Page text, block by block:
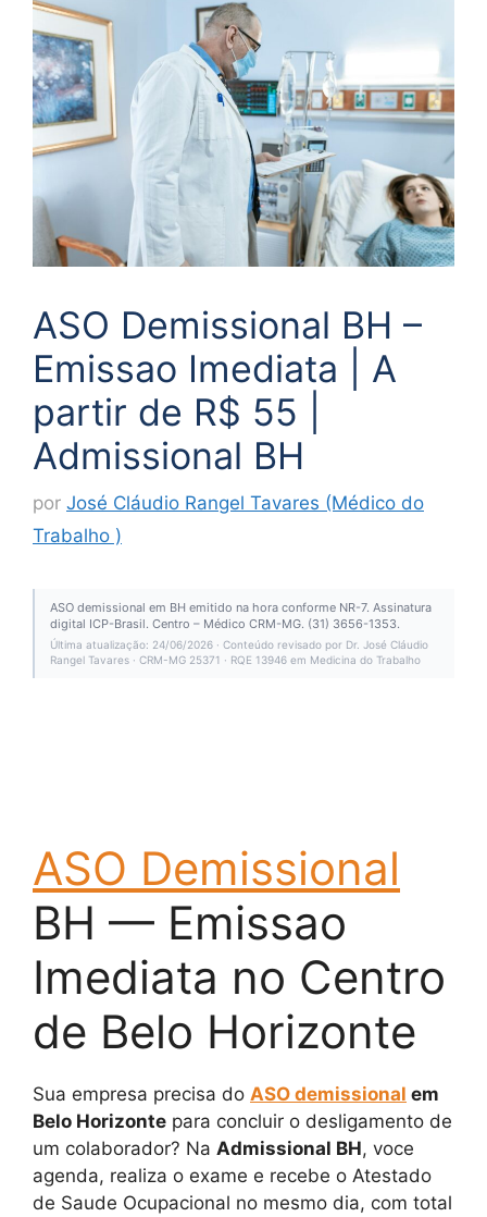
ASO Demissional BH –
Emissao Imediata | A
partir de R$ 55 |
Admissional BH
por José Cláudio Rangel Tavares (Médico do
Trabalho )
ASO demissional em BH emitido na hora conforme NR-7. Assinatura
digital ICP-Brasil. Centro – Médico CRM-MG. (31) 3656-1353.
Última atualização: 24/06/2026 · Conteúdo revisado por Dr. José Cláudio
Rangel Tavares · CRM-MG 25371 · RQE 13946 em Medicina do Trabalho
ASO Demissional
BH — Emissao
Imediata no Centro
de Belo Horizonte
Sua empresa precisa do ASO demissional em
Belo Horizonte para concluir o desligamento de
um colaborador? Na Admissional BH, voce
agenda, realiza o exame e recebe o Atestado
de Saude Ocupacional no mesmo dia, com total